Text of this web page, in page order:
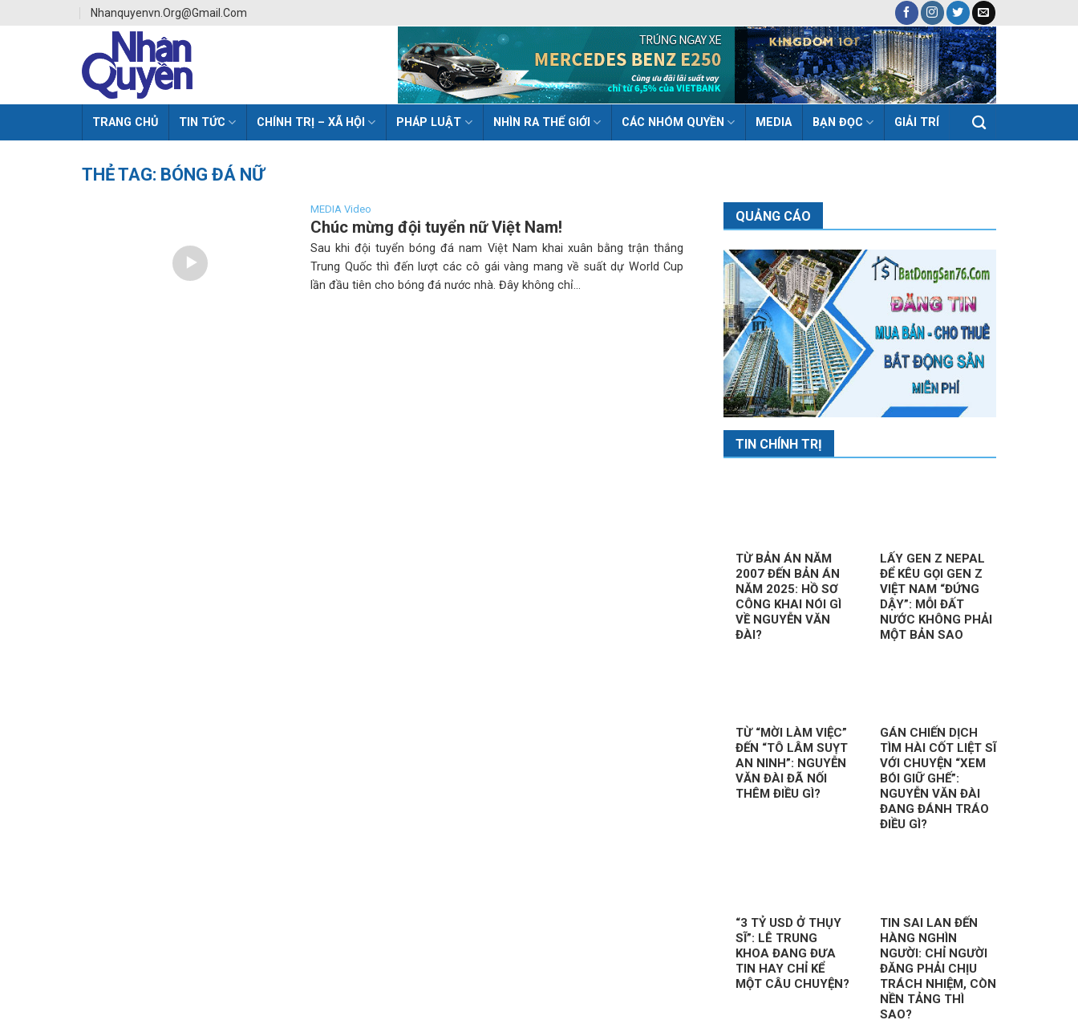
Nhanquyenvn.org@gmail.com
TRANG CHỦ TIN TỨC CHÍNH TRỊ – XÃ HỘI PHÁP LUẬT NHÌN RA THẾ GIỚI CÁC NHÓM QUYỀN MEDIA BẠN ĐỌC GIẢI TRÍ
THẺ TAG: BÓNG ĐÁ NỮ
MEDIA Video
Chúc mừng đội tuyển nữ Việt Nam!
Sau khi đội tuyển bóng đá nam Việt Nam khai xuân bằng trận thắng
Trung Quốc thì đến lượt các cô gái vàng mang về suất dự World Cup
lần đầu tiên cho bóng đá nước nhà. Đây không chỉ...
QUẢNG CÁO
TIN CHÍNH TRỊ
TỪ BẢN ÁN NĂM
2007 ĐẾN BẢN ÁN
NĂM 2025: HỒ SƠ
CÔNG KHAI NÓI GÌ
VỀ NGUYỄN VĂN
ĐÀI?
LẤY GEN Z NEPAL
ĐỂ KÊU GỌI GEN Z
VIỆT NAM “ĐỨNG
DẬY”: MỖI ĐẤT
NƯỚC KHÔNG PHẢI
MỘT BẢN SAO
TỪ “MỜI LÀM VIỆC”
ĐẾN “TÔ LÂM SUỴT
AN NINH”: NGUYỄN
VĂN ĐÀI ĐÃ NỐI
THÊM ĐIỀU GÌ?
GÁN CHIẾN DỊCH
TÌM HÀI CỐT LIỆT SĨ
VỚI CHUYỆN “XEM
BÓI GIỮ GHẾ”:
NGUYỄN VĂN ĐÀI
ĐANG ĐÁNH TRÁO
ĐIỀU GÌ?
“3 TỶ USD Ở THỤY
SĨ”: LÊ TRUNG
KHOA ĐANG ĐƯA
TIN HAY CHỈ KỂ
MỘT CÂU CHUYỆN?
TIN SAI LAN ĐẾN
HÀNG NGHÌN
NGƯỜI: CHỈ NGƯỜI
ĐĂNG PHẢI CHỊU
TRÁCH NHIỆM, CÒN
NỀN TẢNG THÌ
SAO?